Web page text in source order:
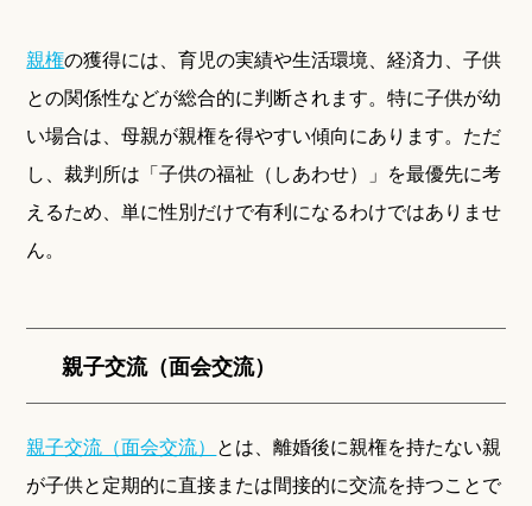
親権の獲得には、育児の実績や生活環境、経済力、子供
との関係性などが総合的に判断されます。特に子供が幼
い場合は、母親が親権を得やすい傾向にあります。ただ
し、裁判所は「子供の福祉（しあわせ）」を最優先に考
えるため、単に性別だけで有利になるわけではありませ
ん。
親子交流（面会交流）
親子交流（面会交流） とは、離婚後に親権を持たない親
が子供と定期的に直接または間接的に交流を持つことで